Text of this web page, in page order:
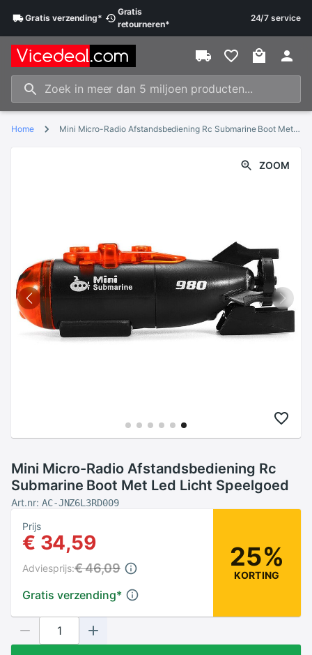
Gratisverzending*
Gratis
retourneren*
24/7 service
Home Mini Micro-Radio Afstandsbediening Rc Submarine Boot Met Led Licht Speelgoed
ZOOM
Mini Micro-Radio Afstandsbediening Rc
Submarine Boot Met Led Licht Speelgoed
Art.nr: AC-JNZ6L3RD009
Prijs
€ 34,59
Gratis verzending*
Adviesprijs:€ 46,09 25%
KORTING